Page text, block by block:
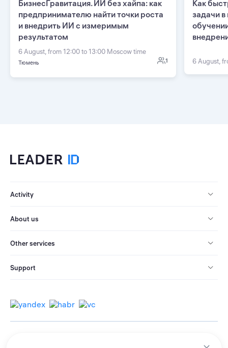
БизнесГравитация. ИИ без хайпа: как
предпринимателю найти точки роста
и внедрить ИИ с измеримым
результатом
6 August, from 12:00 to 13:00 Moscow time
Тюмень 1
Как
задачи
6 August,
Activity
About us
Other services
Support